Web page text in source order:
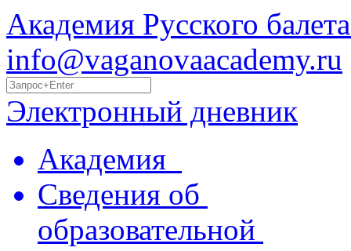
Академия Русского
info@vaganovaacademy.ru
Электронный дневник
Академия
Сведения об
образовательной